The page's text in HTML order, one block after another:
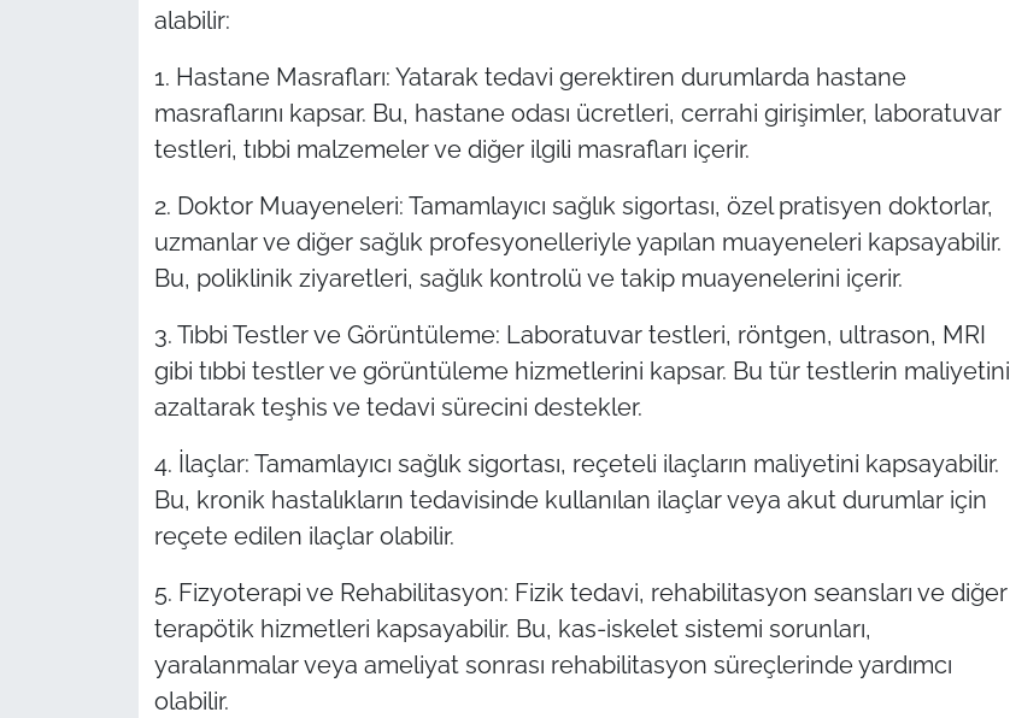
alabilir:
1. Hastane Masrafları: Yatarak tedavi gerektiren durumlarda hastane
masraflarını kapsar. Bu, hastane odası ücretleri, cerrahi girişimler, laboratuvar
testleri, tıbbi malzemeler ve diğer ilgili masrafları içerir.
2. Doktor Muayeneleri: Tamamlayıcı sağlık sigortası, özel pratisyen doktorlar,
uzmanlar ve diğer sağlık profesyonelleriyle yapılan muayeneleri kapsayabilir.
Bu, poliklinik ziyaretleri, sağlık kontrolü ve takip muayenelerini içerir.
3. Tıbbi Testler ve Görüntüleme: Laboratuvar testleri, röntgen, ultrason, MRI
gibi tıbbi testler ve görüntüleme hizmetlerini kapsar. Bu tür testlerin maliyetini
azaltarak teşhis ve tedavi sürecini destekler.
4. İlaçlar: Tamamlayıcı sağlık sigortası, reçeteli ilaçların maliyetini kapsayabilir.
Bu, kronik hastalıkların tedavisinde kullanılan ilaçlar veya akut durumlar için
reçete edilen ilaçlar olabilir.
5. Fizyoterapi ve Rehabilitasyon: Fizik tedavi, rehabilitasyon seansları ve diğer
terapötik hizmetleri kapsayabilir. Bu, kas-iskelet sistemi sorunları,
yaralanmalar veya ameliyat sonrası rehabilitasyon süreçlerinde yardımcı
olabilir.